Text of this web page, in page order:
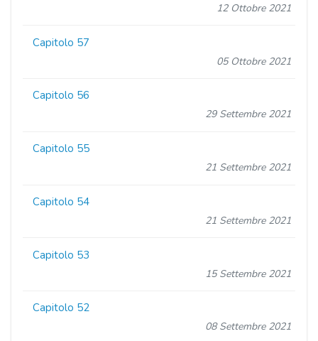
12 Ottobre 2021
Capitolo 57
05 Ottobre 2021
Capitolo 56
29 Settembre 2021
Capitolo 55
21 Settembre 2021
Capitolo 54
21 Settembre 2021
Capitolo 53
15 Settembre 2021
Capitolo 52
08 Settembre 2021